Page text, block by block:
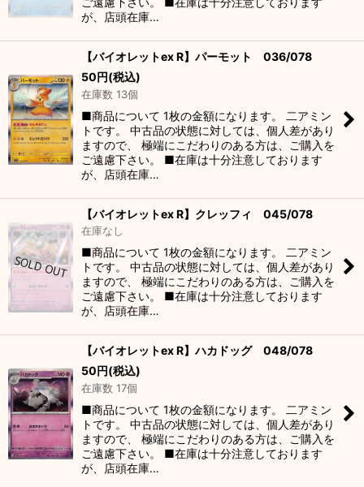
が、店頭在庫…
【バイオレットex R】パーモット 036/078
50円(税込)
在庫数 13個
■商品について 1枚の金額になります。 二アミン
トです。 中古品の状態に対しては、個人差があり
ますので、 極端にこだわりのある方は、ご購入を
ご遠慮下さい。 ■在庫は十分注意しております
が、店頭在庫…
【バイオレットex R】クレッフィ 045/078
在庫なし
■商品について 1枚の金額になります。 二アミン
トです。 中古品の状態に対しては、個人差があり
ますので、 極端にこだわりのある方は、ご購入を
ご遠慮下さい。 ■在庫は十分注意しております
が、店頭在庫…
【バイオレットex R】ハカドッグ 048/078
50円(税込)
在庫数 17個
■商品について 1枚の金額になります。 二アミン
トです。 中古品の状態に対しては、個人差があり
ますので、 極端にこだわりのある方は、ご購入を
ご遠慮下さい。 ■在庫は十分注意しております
が、店頭在庫…